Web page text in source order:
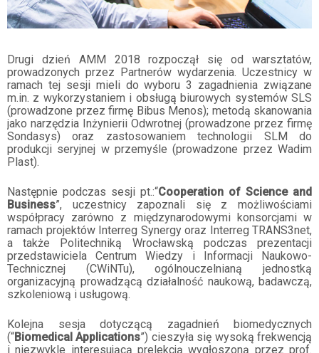
Drugi dzień AMM 2018 rozpoczął się od warsztatów,
prowadzonych przez Partnerów wydarzenia. Uczestnicy w
ramach tej sesji mieli do wyboru 3 zagadnienia związane
m.in. z wykorzystaniem i obsługą biurowych systemów SLS
(prowadzone przez firmę Bibus Menos); metodą skanowania
jako narzędzia Inżynierii Odwrotnej (prowadzone przez firmę
Sondasys) oraz zastosowaniem technologii SLM do
produkcji seryjnej w przemyśle (prowadzone przez Wadim
Plast).
Następnie podczas sesji pt.:“Cooperation of Science and
Business”, uczestnicy zapoznali się z możliwościami
współpracy zarówno z międzynarodowymi konsorcjami w
ramach projektów Interreg Synergy oraz Interreg TRANS3net,
a także Politechniką Wrocławską podczas prezentacji
przedstawicielaCentrum Wiedzy i Informacji Naukowo-
Technicznej (CWiNTu),ogólnouczelnianą jednostką
organizacyjną prowadzącą działalność naukową, badawczą,
szkoleniową i usługową.
Kolejna sesja dotyczącą zagadnień biomedycznych
(“Biomedical Applications”) cieszyła się wysoką frekwencją
i niezwykle interesującą prelekcją wygłoszoną przez prof.